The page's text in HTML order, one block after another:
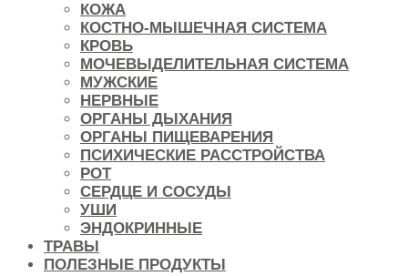
КОЖА
КОСТНО-МЫШЕЧНАЯ СИСТЕМА
КРОВЬ
МОЧЕВЫДЕЛИТЕЛЬНАЯ СИСТЕМА
МУЖСКИЕ
НЕРВНЫЕ
ОРГАНЫ ДЫХАНИЯ
ОРГАНЫ ПИЩЕВАРЕНИЯ
ПСИХИЧЕСКИЕ РАССТРОЙСТВА
РОТ
СЕРДЦЕ И СОСУДЫ
УШИ
ЭНДОКРИННЫЕ
ТРАВЫ
ПОЛЕЗНЫЕ ПРОДУКТЫ